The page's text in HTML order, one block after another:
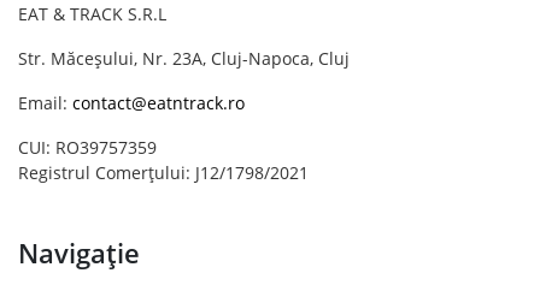
EAT & TRACK S.R.L
Str. Măceșului, Nr. 23A, Cluj-Napoca, Cluj
Email: contact@eatntrack.ro
CUI: RO39757359
Registrul Comerțului: J12/1798/2021
Navigație